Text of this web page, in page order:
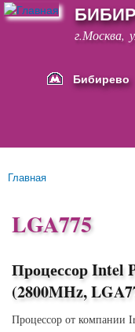
г.Москва,
Бибирево
Основные ссылки
Вы здесь
Главная
LGA775
Процессор Intel
(2800MHz,
Процессор от компании